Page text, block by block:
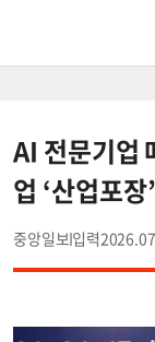
AI 전문기업
업 ‘산업포장
중앙일보